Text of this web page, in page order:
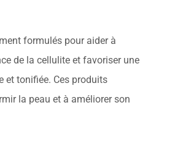
formulés pour aider à
de la cellulite et favoriser une
et tonifiée. Ces produits
la peau et à améliorer son